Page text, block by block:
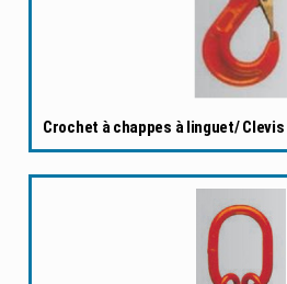
Crochet à chappes à linguet/